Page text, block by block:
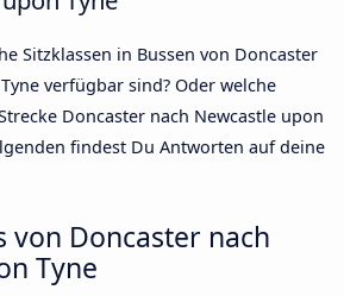
Sitzklassen in Bussen von Doncaster
verfügbar sind? Oder welche
Doncaster nach Newcastle upon
findest Du Antworten auf deine
von Doncaster nach
Tyne